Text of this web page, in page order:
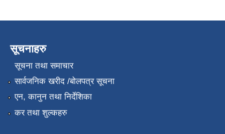
सूचनाहरु
सूचना तथा समाचार
सार्वजनिक खरीद /बोलपत्र सूचना
एन, कानुन तथा निर्देशिका
कर तथा शुल्कहरु